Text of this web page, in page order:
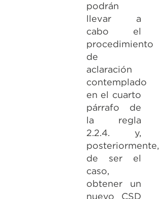
podrán
llevar a
cabo el
procedimiento
de
aclaración
contemplado
en el cuarto
párrafo de
la regla
2.2.4. y,
posteriormente,
de ser el
caso,
obtener un
nuevo CSD